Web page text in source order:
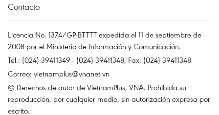
Contacto
Licencia No. 1374/GP-BTTTT expedida el 11 de septiembre de
2008 por el Ministerio de Información y Comunicación.
Tel.: (024) 39411349 - (024) 39411348, Fax: (024) 39411348
Correo: vietnamplus@vnanet.vn
© Derechos de autor de VietnamPlus, VNA. Prohibida su
reproducción, por cualquier medio, sin autorización expresa por
escrito.